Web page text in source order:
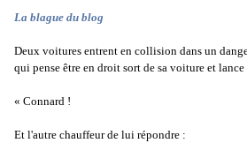
La blague du blog
Deux voitures entrent en collision dans un
qui pense être en droit sort de sa voiture et lance
« Connard !
Et l'autre chauffeur de lui répondre :